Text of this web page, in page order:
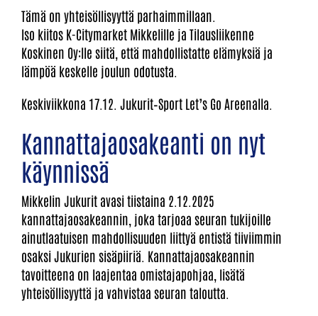
Tämä on yhteisöllisyyttä parhaimmillaan.
Iso kiitos K-Citymarket Mikkelille ja Tilausliikenne
Koskinen Oy:lle siitä, että mahdollistatte elämyksiä ja
lämpöä keskelle joulun odotusta.
Keskiviikkona 17.12. Jukurit–Sport Let’s Go Areenalla.
Kannattajaosakeanti on nyt
käynnissä
Mikkelin Jukurit avasi tiistaina 2.12.2025
kannattajaosakeannin, joka tarjoaa seuran tukijoille
ainutlaatuisen mahdollisuuden liittyä entistä tiiviimmin
osaksi Jukurien sisäpiiriä. Kannattajaosakeannin
tavoitteena on laajentaa omistajapohjaa, lisätä
yhteisöllisyyttä ja vahvistaa seuran taloutta.